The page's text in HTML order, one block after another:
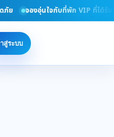
จองอุ่นใจกับที่พัก VIP ที่ได้รับก
สู่ระบบ